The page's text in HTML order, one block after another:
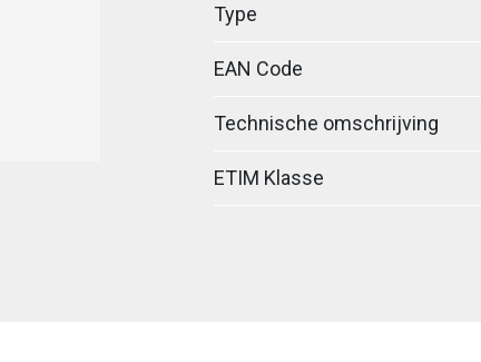
Type
EAN Code
Technische omschrijving
ETIM Klasse